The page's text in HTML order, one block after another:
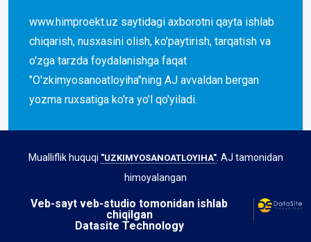
www.himproekt.uz saytidagi axborotni qayta ishlab
chiqarish, nusxasini olish, ko'paytirish, tarqatish va
o'zga tarzda foydalanishga faqat
"O'zkimyosanoatloyiha"ning AJ avvaldan bergan
yozma ruxsatiga ko'ra yo'l qo'yiladi.
Mualliflik huquqi "UZKIMYOSANOATLOYIHA". AJ tamonidan
himoyalangan
Veb-sayt veb-studio tomonidan ishlab
chiqilgan
Datasite Technology